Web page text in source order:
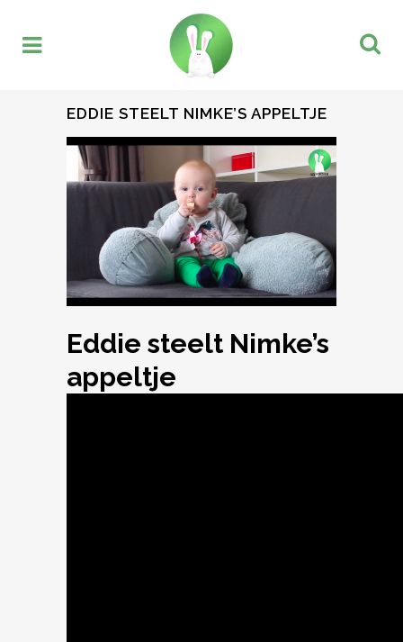
EDDIE STEELT NIMKE’S APPELTJE
Eddie steelt Nimke’s
appeltje